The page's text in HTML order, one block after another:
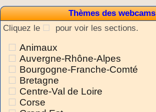
Thèmes des webcams
Cliquez le
pour voir les sections.
Animaux
Auvergne-Rhône-Alpes
Bourgogne-Franche-Comté
Bretagne
Centre-Val de Loire
Corse